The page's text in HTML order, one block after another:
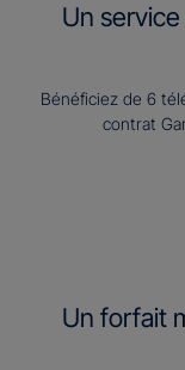
Un
Bénéficiez de 6
contrat
Un forfait